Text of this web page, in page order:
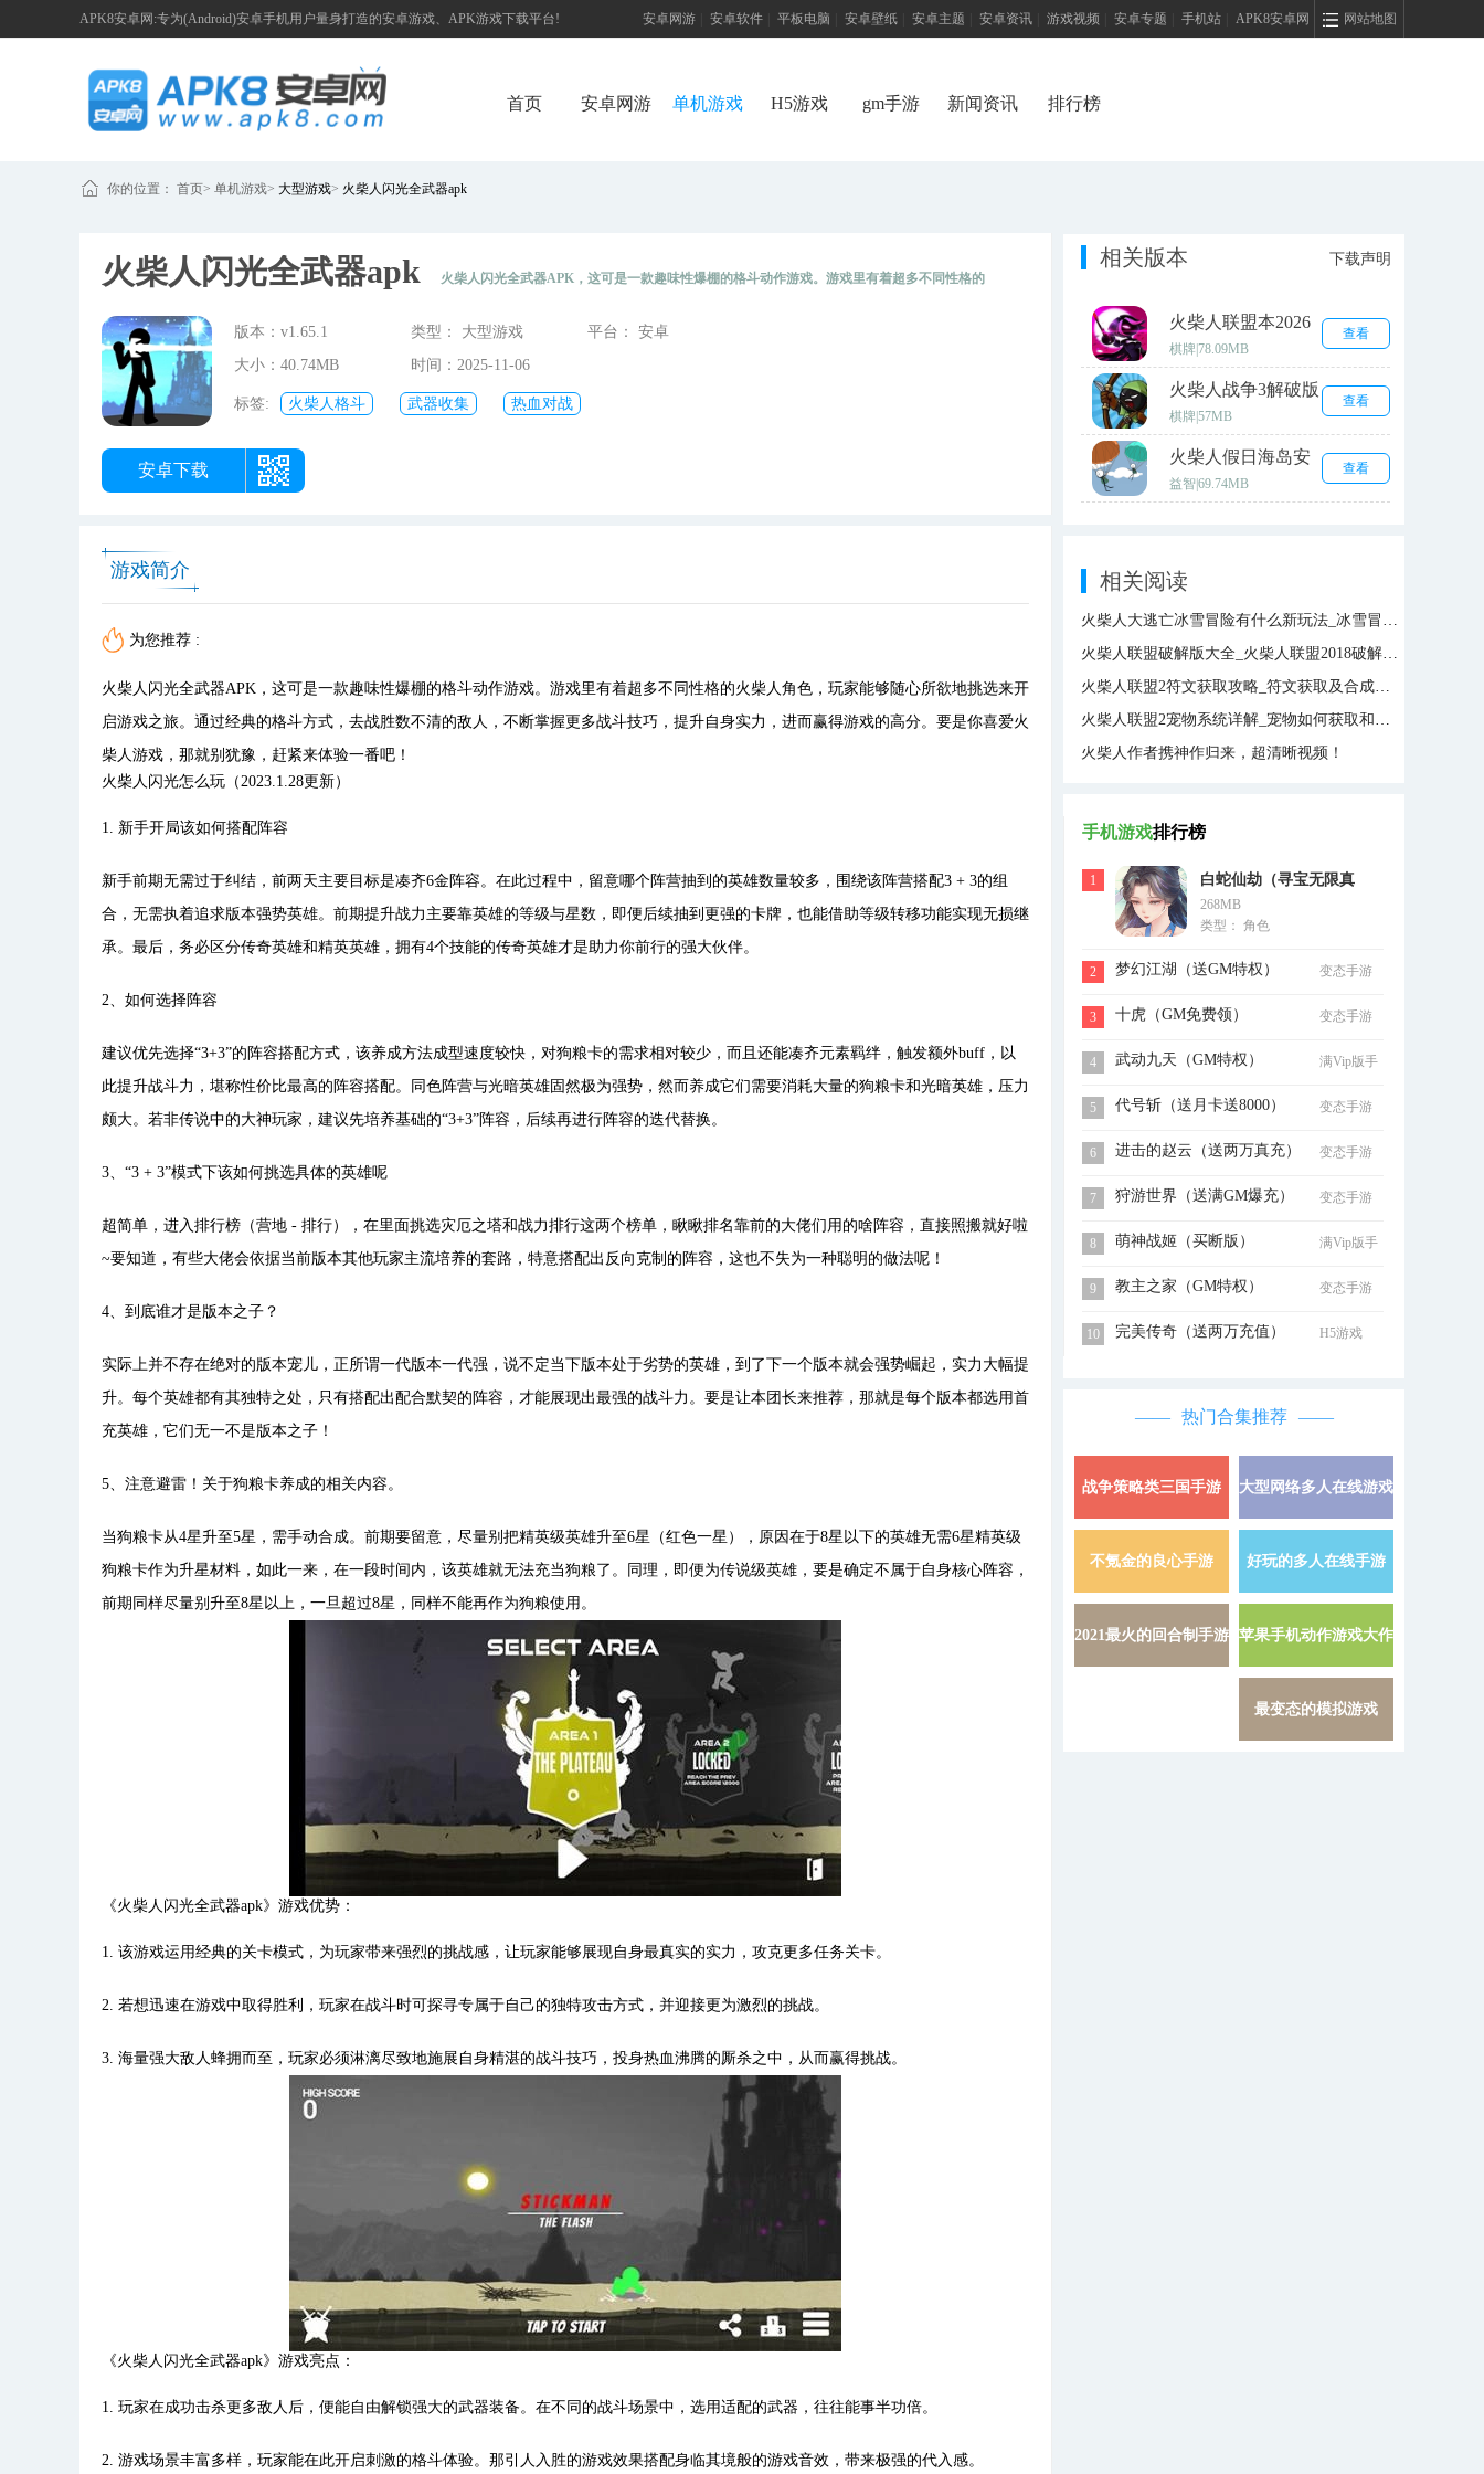
APK8安卓网:专为(Android)安卓手机用户量身打造的安卓游戏、APK游戏下载平台! 网站地图
安卓网游 安卓软件 平板电脑 安卓壁纸 安卓主题 安卓资讯 游戏视频 安卓专题 手机站 APK8安卓网
首页 安卓网游 单机游戏 H5游戏 gm手游 新闻资讯 排行榜
你的位置： 首页> 单机游戏> 大型游戏> 火柴人闪光全武器apk
火柴人闪光全武器apk 火柴人闪光全武器APK，这可是一款趣味性爆棚的格斗动作游戏。游戏里有着超多不同性格的
火柴人角色，玩家能够随心所欲地挑选来开启游戏之旅。通过经典的格斗方式，去战胜数不清的敌人，不断掌握更多战斗技巧，提升自身实力，进而赢得
游戏的高分。要是你喜爱火柴人游戏，那就别犹豫，赶紧来体验一番吧！
版本：v1.65.1 类型： 大型游戏
平台： 安卓
大小：40.74MB
时间：2025-11-06
17:15:30
标签: 火柴人格斗 武器收集 热血对战
安卓下载
游戏简介
为您推荐 :
火柴人闪光全武器APK，这可是一款趣味性爆棚的格斗动作游戏。游戏里有着超多不同性格的火柴人角色，玩家能够随心所欲地挑选来开
启游戏之旅。通过经典的格斗方式，去战胜数不清的敌人，不断掌握更多战斗技巧，提升自身实力，进而赢得游戏的高分。要是你喜爱火
柴人游戏，那就别犹豫，赶紧来体验一番吧！
火柴人闪光怎么玩（2023.1.28更新）
1. 新手开局该如何搭配阵容
新手前期无需过于纠结，前两天主要目标是凑齐6金阵容。在此过程中，留意哪个阵营抽到的英雄数量较多，围绕该阵营搭配3 + 3的组
合，无需执着追求版本强势英雄。前期提升战力主要靠英雄的等级与星数，即便后续抽到更强的卡牌，也能借助等级转移功能实现无损继
承。最后，务必区分传奇英雄和精英英雄，拥有4个技能的传奇英雄才是助力你前行的强大伙伴。
2、如何选择阵容
建议优先选择“3+3”的阵容搭配方式，该养成方法成型速度较快，对狗粮卡的需求相对较少，而且还能凑齐元素羁绊，触发额外buff，以
此提升战斗力，堪称性价比最高的阵容搭配。同色阵营与光暗英雄固然极为强势，然而养成它们需要消耗大量的狗粮卡和光暗英雄，压力
颇大。若非传说中的大神玩家，建议先培养基础的“3+3”阵容，后续再进行阵容的迭代替换。
3、“3 + 3”模式下该如何挑选具体的英雄呢
超简单，进入排行榜（营地 - 排行），在里面挑选灾厄之塔和战力排行这两个榜单，瞅瞅排名靠前的大佬们用的啥阵容，直接照搬就好啦
~要知道，有些大佬会依据当前版本其他玩家主流培养的套路，特意搭配出反向克制的阵容，这也不失为一种聪明的做法呢！
4、到底谁才是版本之子？
实际上并不存在绝对的版本宠儿，正所谓一代版本一代强，说不定当下版本处于劣势的英雄，到了下一个版本就会强势崛起，实力大幅提
升。每个英雄都有其独特之处，只有搭配出配合默契的阵容，才能展现出最强的战斗力。要是让本团长来推荐，那就是每个版本都选用首
充英雄，它们无一不是版本之子！
5、注意避雷！关于狗粮卡养成的相关内容。
当狗粮卡从4星升至5星，需手动合成。前期要留意，尽量别把精英级英雄升至6星（红色一星），原因在于8星以下的英雄无需6星精英级
狗粮卡作为升星材料，如此一来，在一段时间内，该英雄就无法充当狗粮了。同理，即便为传说级英雄，要是确定不属于自身核心阵容，
前期同样尽量别升至8星以上，一旦超过8星，同样不能再作为狗粮使用。
《火柴人闪光全武器apk》游戏优势：
1. 该游戏运用经典的关卡模式，为玩家带来强烈的挑战感，让玩家能够展现自身最真实的实力，攻克更多任务关卡。
2. 若想迅速在游戏中取得胜利，玩家在战斗时可探寻专属于自己的独特攻击方式，并迎接更为激烈的挑战。
3. 海量强大敌人蜂拥而至，玩家必须淋漓尽致地施展自身精湛的战斗技巧，投身热血沸腾的厮杀之中，从而赢得挑战。
《火柴人闪光全武器apk》游戏亮点：
1. 玩家在成功击杀更多敌人后，便能自由解锁强大的武器装备。在不同的战斗场景中，选用适配的武器，往往能事半功倍。
2. 游戏场景丰富多样，玩家能在此开启刺激的格斗体验。那引人入胜的游戏效果搭配身临其境般的游戏音效，带来极强的代入感。
相关版本 下载声明
火柴人联盟本2026
安卓版
棋牌78.09MB
查看
火柴人战争3解破版
棋牌57MB
查看
火柴人假日海岛安
卓版
益智69.74MB
查看
相关阅读
火柴人大逃亡冰雪冒险有什么新玩法_冰雪冒险新玩法介绍
火柴人联盟破解版大全_火柴人联盟2018破解版_火柴人联盟内购破解版大全
火柴人联盟2符文获取攻略_符文获取及合成方法详解
火柴人联盟2宠物系统详解_宠物如何获取和培养攻略
火柴人作者携神作归来，超清晰视频！
手机游戏排行榜
1
白蛇仙劫（寻宝无限真
充）
268MB
类型： 角色
2 梦幻江湖（送GM特权） 变态手游
3 十虎（GM免费领） 变态手游
4 武动九天（GM特权）
满Vip版手
5
代号斩（送月卡送8000） 变态手游
6 进击的赵云（送两万真充） 变态手游
7 狩游世界（送满GM爆充） 变态手游
8 萌神战姬（买断版）
满Vip版手
9
教主之家（GM特权） 变态手游
10 完美传奇（送两万充值） H5游戏
热门合集推荐
战争策略类三国手游 详情 »
大型网络多人在线游戏
不氪金的良心手游 详情 »
好玩的多人在线手游
2021最火的回合制手游 详情 »
苹果手机动作游戏大作
最变态的模拟游戏